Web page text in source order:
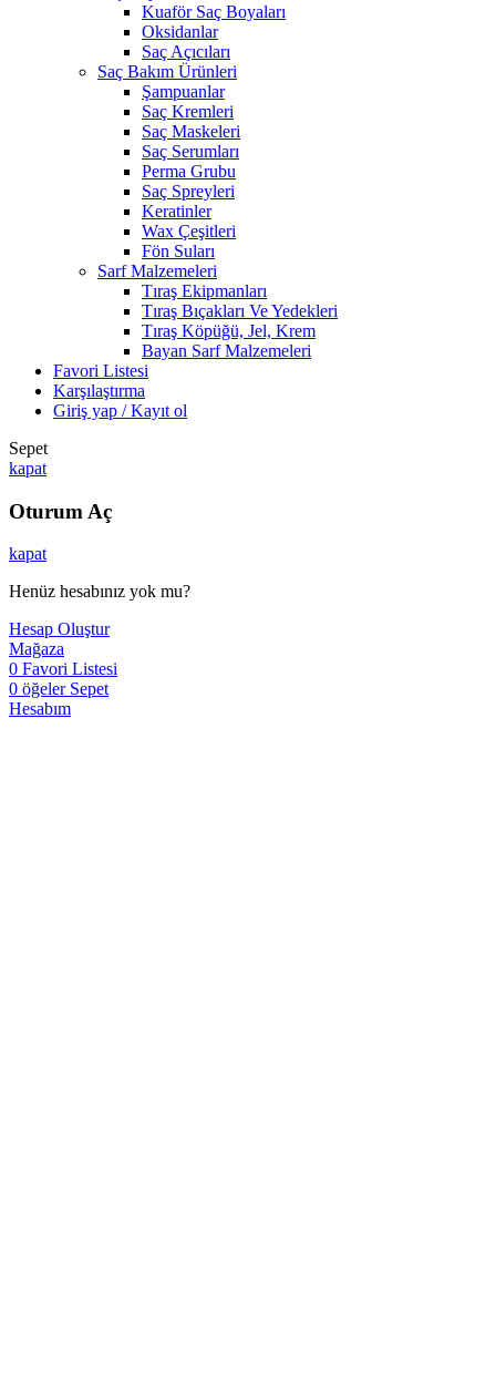
Kuaför Saç Boyaları
Oksidanlar
Saç Açıcıları
Saç Bakım Ürünleri
Şampuanlar
Saç Kremleri
Saç Maskeleri
Saç Serumları
Perma Grubu
Saç Spreyleri
Keratinler
Wax Çeşitleri
Fön Suları
Sarf Malzemeleri
Tıraş Ekipmanları
Tıraş Bıçakları Ve Yedekleri
Tıraş Köpüğü, Jel, Krem
Bayan Sarf Malzemeleri
Favori Listesi
Karşılaştırma
Giriş yap / Kayıt ol
Sepet
kapat
Oturum Aç
kapat
Henüz hesabınız yok mu?
Hesap Oluştur
Mağaza
0 Favori Listesi
0 öğeler Sepet
Hesabım